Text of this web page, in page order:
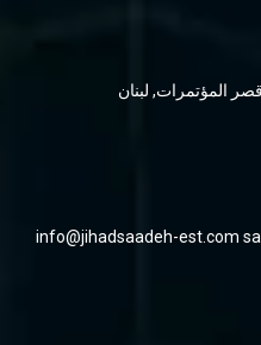
المؤتمرات, لبنان
info@jihadsaadeh-est.com